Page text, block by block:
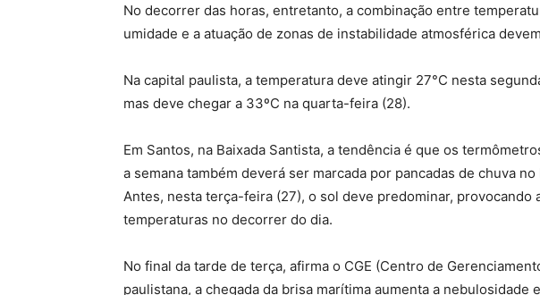
No decorrer das horas, entretanto, a combinação entre
umidade e a atuação de zonas de instabilidade atmosférica
Na capital paulista, a temperatura deve atingir 27°C nesta
mas deve chegar a 33ºC na quarta-feira (28).
Em Santos, na Baixada Santista, a tendência é que os
a semana também deverá ser marcada por pancadas de chuva no
Antes, nesta terça-feira (27), o sol deve predominar, provocando
temperaturas no decorrer do dia.
No final da tarde de terça, afirma o CGE (Centro de
paulistana, a chegada da brisa marítima aumenta a nebulosidade